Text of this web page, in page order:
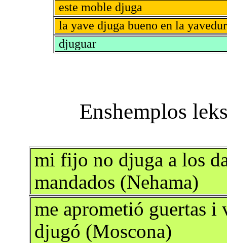
este moble djuga
la yave djuga bueno en la
djuguar
mi fijo no djuga a los
mandados (Nehama)
me aprometió guertas
djugó (Moscona)